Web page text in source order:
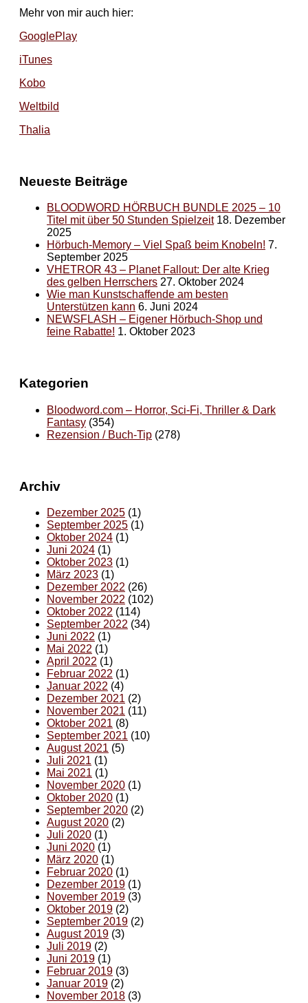
Mehr von mir auch hier:
GooglePlay
iTunes
Kobo
Weltbild
Thalia
Neueste Beiträge
BLOODWORD HÖRBUCH BUNDLE 2025 – 10
Titel mit über 50 Stunden Spielzeit 18. Dezember
2025
Hörbuch-Memory – Viel Spaß beim Knobeln! 7.
September 2025
VHETROR 43 – Planet Fallout: Der alte Krieg
des gelben Herrschers 27. Oktober 2024
Wie man Kunstschaffende am besten
Unterstützen kann 6. Juni 2024
NEWSFLASH – Eigener Hörbuch-Shop und
feine Rabatte! 1. Oktober 2023
Kategorien
Bloodword.com – Horror, Sci-Fi, Thriller & Dark
Fantasy (354)
Rezension / Buch-Tip (278)
Archiv
Dezember 2025 (1)
September 2025 (1)
Oktober 2024 (1)
Juni 2024 (1)
Oktober 2023 (1)
März 2023 (1)
Dezember 2022 (26)
November 2022 (102)
Oktober 2022 (114)
September 2022 (34)
Juni 2022 (1)
Mai 2022 (1)
April 2022 (1)
Februar 2022 (1)
Januar 2022 (4)
Dezember 2021 (2)
November 2021 (11)
Oktober 2021 (8)
September 2021 (10)
August 2021 (5)
Juli 2021 (1)
Mai 2021 (1)
November 2020 (1)
Oktober 2020 (1)
September 2020 (2)
August 2020 (2)
Juli 2020 (1)
Juni 2020 (1)
März 2020 (1)
Februar 2020 (1)
Dezember 2019 (1)
November 2019 (3)
Oktober 2019 (2)
September 2019 (2)
August 2019 (3)
Juli 2019 (2)
Juni 2019 (1)
Februar 2019 (3)
Januar 2019 (2)
November 2018 (3)